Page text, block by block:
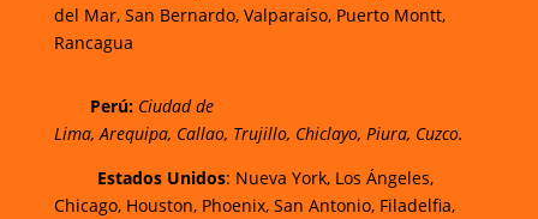
del Mar, San Bernardo, Valparaíso, Puerto Montt,
Rancagua
Perú: Ciudad de
Lima, Arequipa, Callao, Trujillo, Chiclayo, Piura, Cuzco.
Estados Unidos: Nueva York, Los Ángeles,
Chicago, Houston, Phoenix, San Antonio, Filadelfia,